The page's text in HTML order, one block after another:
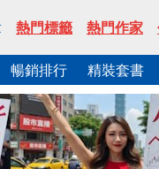
熱門標籤 熱門作家
暢銷排行 精裝套書